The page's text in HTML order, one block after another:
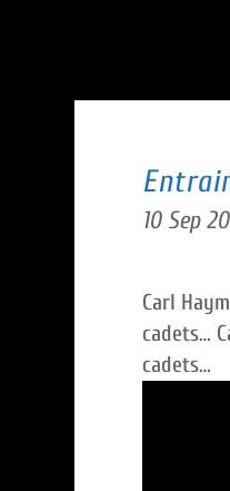
10 Sep
Carl
cadets…
cadets…